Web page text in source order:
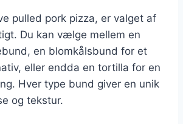
pulled pork pizza, er valget af
Du kan vælge mellem en
en blomkålsbund for et
eller endda en tortilla for en
Hver type bund giver en unik
og tekstur.